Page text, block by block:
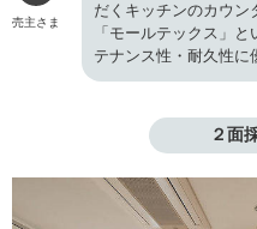
売主さま
だくキッチンのカウン
「モールテックス」
テナンス性・耐久性に
２面